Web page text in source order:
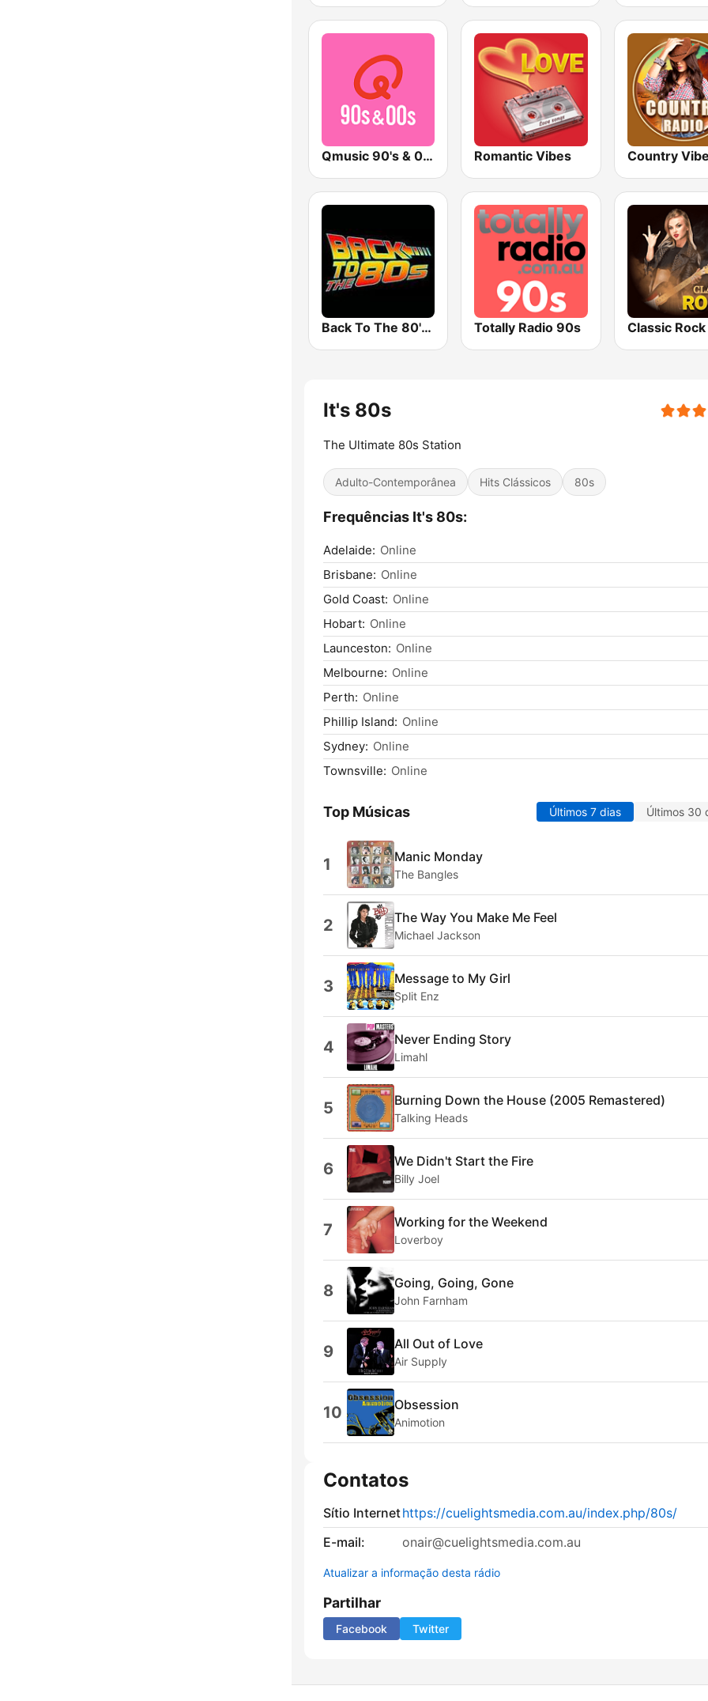
Qmusic 90's & 00's Romantic Vibes Country
Back To The 80's Radio Totally Radio 90s
It's 80s
The Ultimate 80s Station
Adulto-Contemporânea Hits Clássicos 80s
Frequências It's 80s:
Adelaide: Online
Brisbane: Online
Gold Coast: Online
Hobart: Online
Launceston: Online
Melbourne: Online
Perth: Online
Phillip Island: Online
Sydney: Online
Townsville: Online
Top Músicas Últimos 7 dias Últimos 30
1 Manic Monday
The Bangles
2 The Way You Make Me Feel
Michael Jackson
3 Message to My Girl
Split Enz
4 Never Ending Story
Limahl
5 Burning Down the House (2005 Remastered)
Talking Heads
6 We Didn't Start the Fire
Billy Joel
7 Working for the Weekend
Loverboy
8 Going, Going, Gone
John Farnham
9 All Out of Love
Air Supply
10 Obsession
Animotion
Contatos
Sítio Internethttps://cuelightsmedia.com.au/index.php/80s/
E-mail:
onair@cuelightsmedia.com.au
Atualizar a informação desta rádio
Partilhar
Facebook Twitter